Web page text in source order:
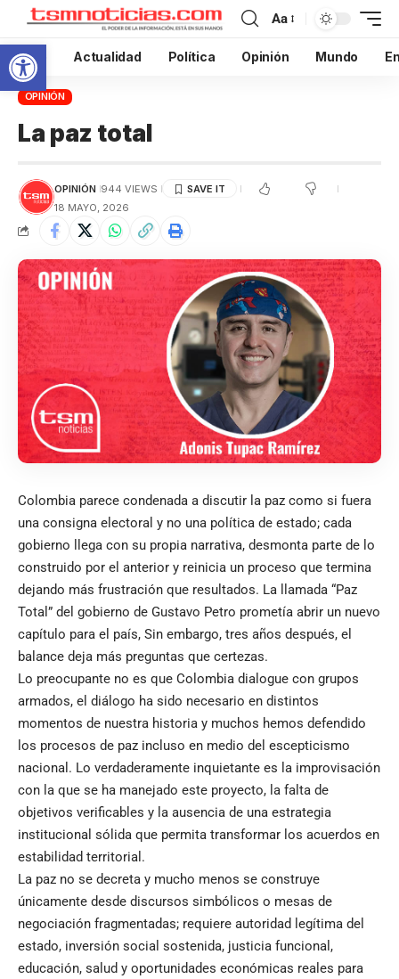
Abrir barra de herramientas
Aa
Inicio Actualidad Política Opinión Mundo
OPINIÓN
La paz total
OPINIÓN 944 VIEWS
18 MAYO, 2026
Colombia parece condenada a discutir la paz como si fuera
una consigna electoral y no una política de estado; cada
gobierno llega con su propia narrativa, desmonta parte de lo
construido por el anterior y reinicia un proceso que termina
dejando más frustración que resultados. La llamada “Paz
Total” del gobierno de Gustavo Petro prometía abrir un nuevo
capítulo para el país, Sin embargo, tres años después, el
balance deja más preguntas que certezas.
Lo preocupante no es que Colombia dialogue con grupos
armados, el diálogo ha sido necesario en distintos
momentos de nuestra historia y muchos hemos defendido
los procesos de paz incluso en medio del escepticismo
nacional. Lo verdaderamente inquietante es la improvisación
con la que se ha manejado este proyecto, la falta de
objetivos verificables y la ausencia de una estrategia
institucional sólida que permita transformar los acuerdos en
estabilidad territorial.
La paz no se decreta y mucho menos se construye
únicamente desde discursos simbólicos o mesas de
negociación fragmentadas; requiere autoridad legítima del
estado, inversión social sostenida, justicia funcional,
educación, salud y oportunidades económicas reales para